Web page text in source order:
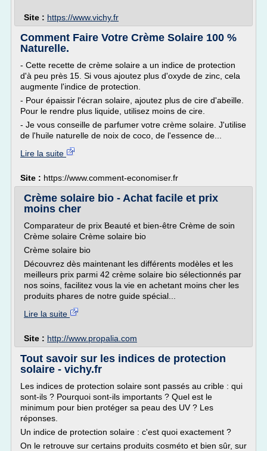
Site : https://www.vichy.fr
Comment Faire Votre Crème Solaire 100 %
Naturelle.
- Cette recette de crème solaire a un indice de protection
d'à peu près 15. Si vous ajoutez plus d'oxyde de zinc, cela
augmente l'indice de protection.
- Pour épaissir l'écran solaire, ajoutez plus de cire d'abeille.
Pour le rendre plus liquide, utilisez moins de cire.
- Je vous conseille de parfumer votre crème solaire. J'utilise
de l'huile naturelle de noix de coco, de l'essence de...
Lire la suite
Site : https://www.comment-economiser.fr
Crème solaire bio - Achat facile et prix
moins cher
Comparateur de prix Beauté et bien-être Crème de soin
Crème solaire Crème solaire bio
Crème solaire bio
Découvrez dès maintenant les différents modèles et les
meilleurs prix parmi 42 crème solaire bio sélectionnés par
nos soins, facilitez vous la vie en achetant moins cher les
produits phares de notre guide spécial...
Lire la suite
Site : http://www.propalia.com
Tout savoir sur les indices de protection
solaire - vichy.fr
Les indices de protection solaire sont passés au crible : qui
sont-ils ? Pourquoi sont-ils importants ? Quel est le
minimum pour bien protéger sa peau des UV ? Les
réponses.
Un indice de protection solaire : c'est quoi exactement ?
On le retrouve sur certains produits cosméto et bien sûr, sur